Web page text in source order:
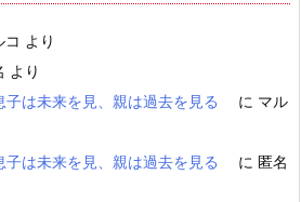
コ より
より
は未来を見、親は過去を見る
に マル
は未来を見、親は過去を見る
に 匿名